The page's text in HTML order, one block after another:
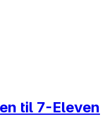
til 7-Eleven